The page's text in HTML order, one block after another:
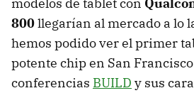
800llegarían al mercado a lo
hemos podido ver el primer
potente chip en San
conferencias BUILD y sus